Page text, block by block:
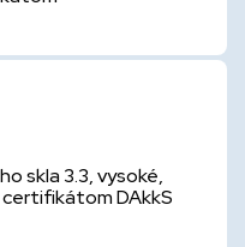
skla 3.3, vysoké,
DAkkS